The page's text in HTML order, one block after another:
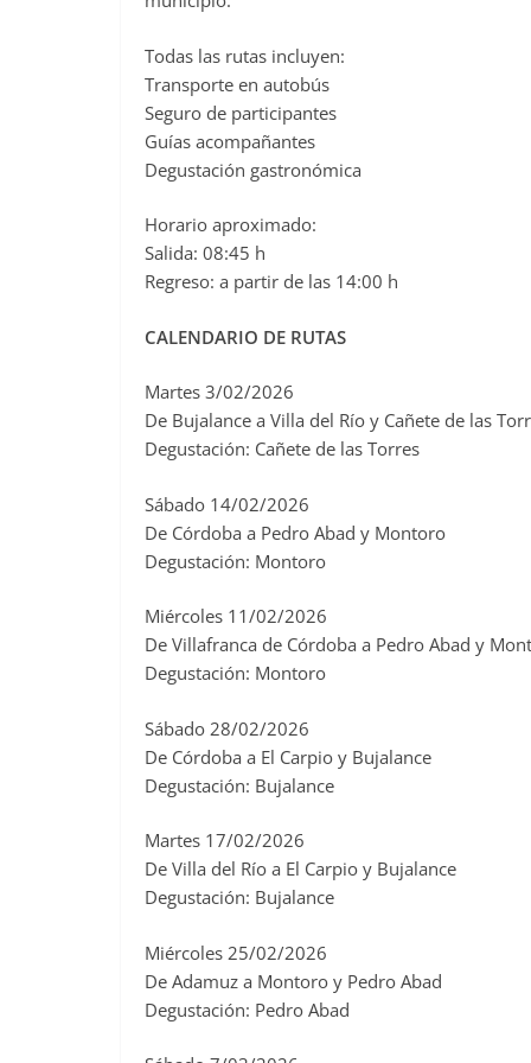
Todas las rutas incluyen:
Transporte en autobús
Seguro de participantes
Guías acompañantes
Degustación gastronómica
Horario aproximado:
Salida: 08:45 h
Regreso: a partir de las 14:00 h
CALENDARIO DE RUTAS
Martes 3/02/2026
De Bujalance a Villa del Río y Cañete de las
Degustación: Cañete de las Torres
Sábado 14/02/2026
De Córdoba a Pedro Abad y Montoro
Degustación: Montoro
Miércoles 11/02/2026
De Villafranca de Córdoba a Pedro Abad y
Degustación: Montoro
Sábado 28/02/2026
De Córdoba a El Carpio y Bujalance
Degustación: Bujalance
Martes 17/02/2026
De Villa del Río a El Carpio y Bujalance
Degustación: Bujalance
Miércoles 25/02/2026
De Adamuz a Montoro y Pedro Abad
Degustación: Pedro Abad